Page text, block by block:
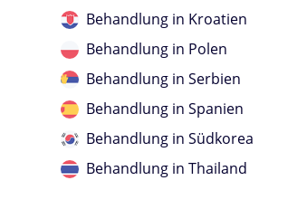
Behandlung in Kroatien
Behandlung in Polen
Behandlung in Serbien
Behandlung in Spanien
Behandlung in Südkorea
Behandlung in Thailand